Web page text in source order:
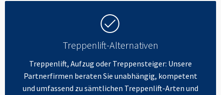
Treppenlift-Alternativen
Treppenlift, Aufzug oder Treppensteiger: Unsere
Partnerfirmen beraten Sie unabhängig, kompetent
und umfassend zu sämtlichen Treppenlift-Arten und